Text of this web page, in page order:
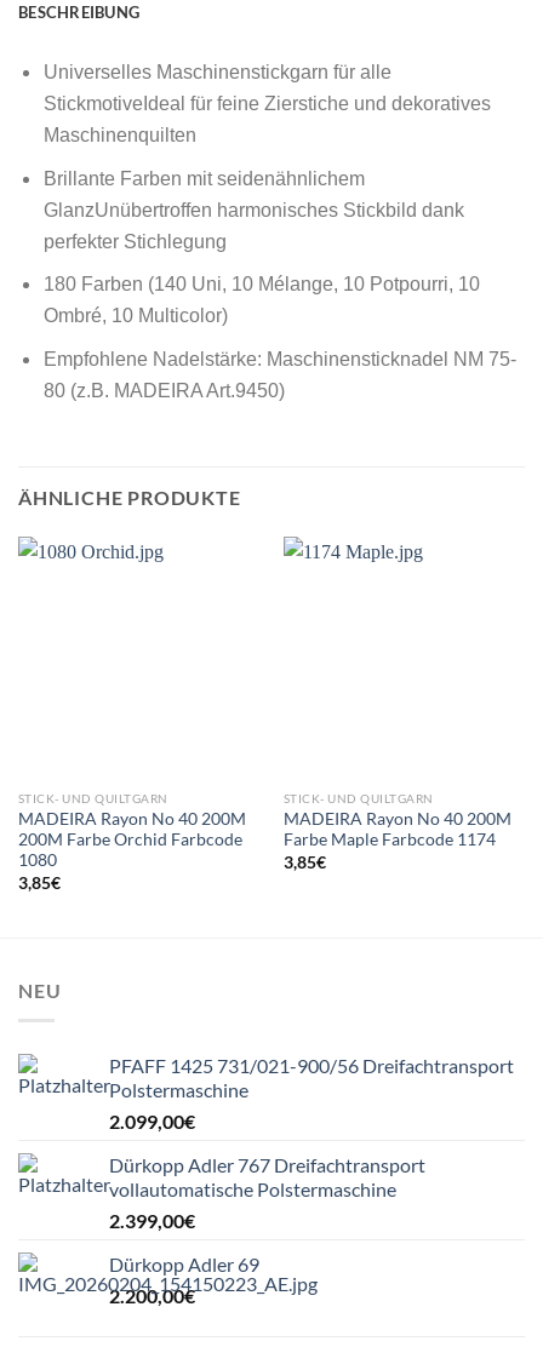
BESCHREIBUNG
Universelles Maschinenstickgarn für alle
StickmotiveIdeal für feine Zierstiche und dekoratives
Maschinenquilten
Brillante Farben mit seidenähnlichem
GlanzUnübertroffen harmonisches Stickbild dank
perfekter Stichlegung
180 Farben (140 Uni, 10 Mélange, 10 Potpourri, 10
Ombré, 10 Multicolor)
Empfohlene Nadelstärke: Maschinensticknadel NM 75-
80 (z.B. MADEIRA Art.9450)
ÄHNLICHE PRODUKTE
STICK- UND QUILTGARN
MADEIRA Rayon No 40 200M
200M Farbe Orchid Farbcode
1080
3,85€
STICK- UND QUILTGARN
MADEIRA Rayon No 40 200M
Farbe Maple Farbcode 1174
3,85€
NEU
PFAFF 1425 731/021-900/56 Dreifachtransport
Polstermaschine
2.099,00€
Dürkopp Adler 767 Dreifachtransport
vollautomatische Polstermaschine
2.399,00€
Dürkopp Adler 69
2.200,00€